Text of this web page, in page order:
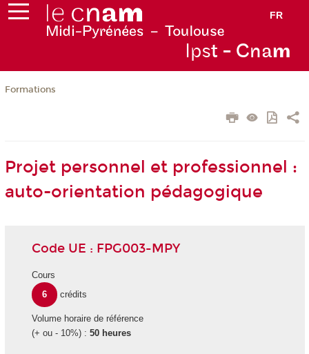
FR
Ipst - Cnam
Formations
Projet personnel et professionnel :
auto-orientation pédagogique
Code UE : FPG003-MPY
Cours
6
crédits
Volume horaire de référence
(+ ou - 10%) : 50 heures